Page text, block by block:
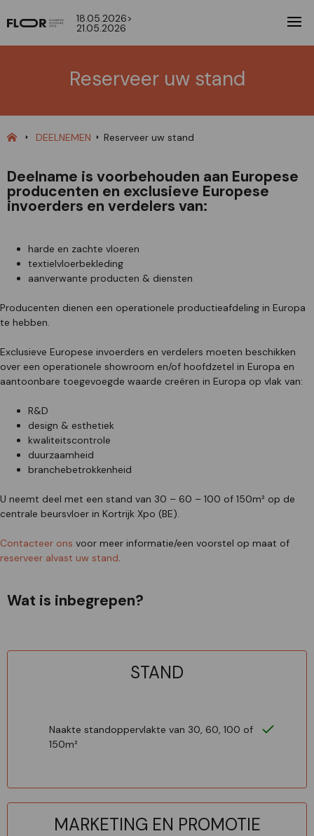
18.05.2026>
21.05.2026
Reserveer uw stand
DEELNEMEN Reserveer uw stand
Deelname is voorbehouden aan Europese
producenten en exclusieve Europese
invoerders en verdelers van:
harde en zachte vloeren
textielvloerbekleding
aanverwante producten & diensten
Producenten dienen een operationele productieafdeling in Europa
te hebben.
Exclusieve Europese invoerders en verdelers moeten beschikken
over een operationele showroom en/of hoofdzetel in Europa en
aantoonbare toegevoegde waarde creëren in Europa op vlak van:
R&D
design & esthetiek
kwaliteitscontrole
duurzaamheid
branchebetrokkenheid
U neemt deel met een stand van 30 – 60 – 100 of 150m² op de
centrale beursvloer in Kortrijk Xpo (BE).
Contacteer ons voor meer informatie/een voorstel op maat of
reserveer alvast uw stand.
Wat is inbegrepen?
STAND
Naakte standoppervlakte van 30, 60, 100 of
150m²
MARKETING EN PROMOTIE